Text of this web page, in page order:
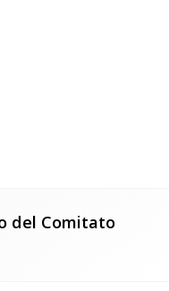
del Comitato